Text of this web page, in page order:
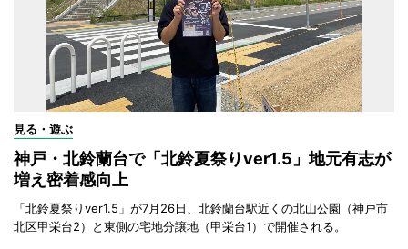
見る・遊ぶ
神戸・北鈴蘭台で「北鈴夏祭りver1.5」地元有志が
増え密着感向上
「北鈴夏祭りver1.5」が7月26日、北鈴蘭台駅近くの北山公園（神戸市
北区甲栄台2）と東側の宅地分譲地（甲栄台1）で開催される。